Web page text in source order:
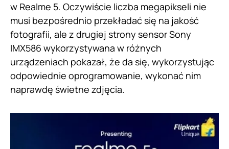
w Realme 5. Oczywiście liczba megapikseli nie
musi bezpośrednio przekładać się na jakość
fotografii, ale z drugiej strony sensor Sony
IMX586 wykorzystywana w różnych
urządzeniach pokazał, że da się, wykorzystując
odpowiednie oprogramowanie, wykonać nim
naprawdę świetne zdjęcia.